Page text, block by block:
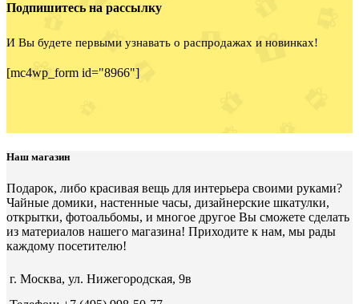
Подпишитесь на рассылку
И Вы будете первыми узнавать о распродажах и новинках!
[mc4wp_form id="8966"]
Наш магазин
Подарок, либо красивая вещь для интерьера своими руками?
Чайные домики, настенные часы, дизайнерские шкатулки,
открытки, фотоальбомы, и многое другое Вы сможете сделать
из материалов нашего магазина! Приходите к нам, мы рады
каждому посетителю!
г. Москва, ул. Нижегородская, 9в